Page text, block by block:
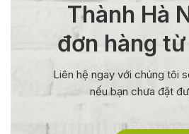
Thành Hà
đơn hàng
Liên hệ ngay với chúng tôi
nếu bạn chưa đặt